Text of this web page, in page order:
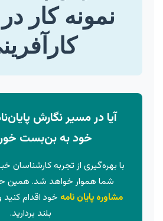
نمونه کار
آیا در مسیر نگارش
خود به بن‌بست
با بهره‌گیری از تجربه کارشناسان
شما هموار خواهد شد. همین
مشاوره پایان نامه خود اقدام کنید
بلند بردارید.